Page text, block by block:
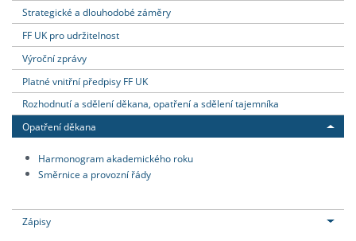
Strategické a dlouhodobé záměry
FF UK pro udržitelnost
Výroční zprávy
Platné vnitřní předpisy FF UK
Rozhodnutí a sdělení děkana, opatření a sdělení tajemníka
Opatření děkana
Harmonogram akademického roku
Směrnice a provozní řády
Zápisy